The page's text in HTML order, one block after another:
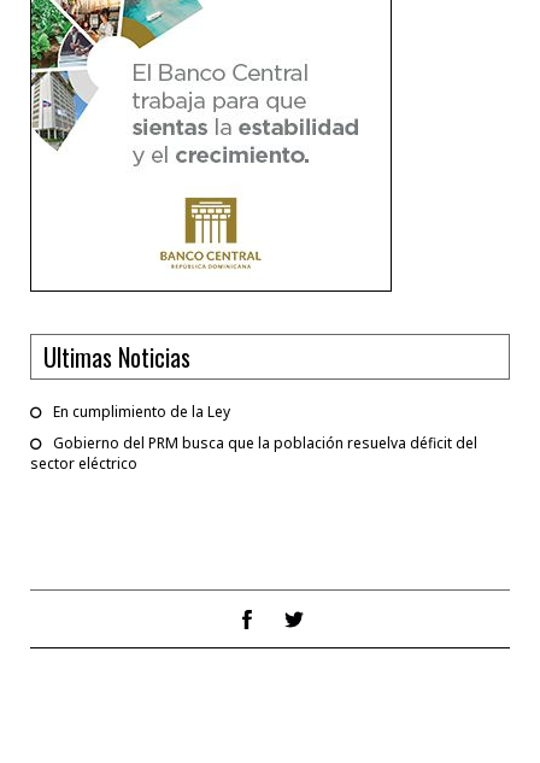
Ultimas Noticias
En cumplimiento de la Ley
Gobierno del PRM busca que la población resuelva déficit del
sector eléctrico